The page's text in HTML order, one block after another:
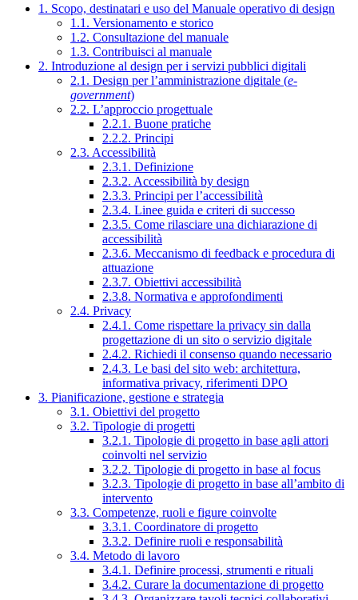
1. Scopo, destinatari e uso del Manuale operativo di design
1.1. Versionamento e storico
1.2. Consultazione del manuale
1.3. Contribuisci al manuale
2. Introduzione al design per i servizi pubblici digitali
2.1. Design per l’amministrazione digitale (e-
government)
2.2. L’approccio progettuale
2.2.1. Buone pratiche
2.2.2. Principi
2.3. Accessibilità
2.3.1. Definizione
2.3.2. Accessibilità by design
2.3.3. Principi per l’accessibilità
2.3.4. Linee guida e criteri di successo
2.3.5. Come rilasciare una dichiarazione di
accessibilità
2.3.6. Meccanismo di feedback e procedura di
attuazione
2.3.7. Obiettivi accessibilità
2.3.8. Normativa e approfondimenti
2.4. Privacy
2.4.1. Come rispettare la privacy sin dalla
progettazione di un sito o servizio digitale
2.4.2. Richiedi il consenso quando necessario
2.4.3. Le basi del sito web: architettura,
informativa privacy, riferimenti DPO
3. Pianificazione, gestione e strategia
3.1. Obiettivi del progetto
3.2. Tipologie di progetti
3.2.1. Tipologie di progetto in base agli attori
coinvolti nel servizio
3.2.2. Tipologie di progetto in base al focus
3.2.3. Tipologie di progetto in base all’ambito di
intervento
3.3. Competenze, ruoli e figure coinvolte
3.3.1. Coordinatore di progetto
3.3.2. Definire ruoli e responsabilità
3.4. Metodo di lavoro
3.4.1. Definire processi, strumenti e rituali
3.4.2. Curare la documentazione di progetto